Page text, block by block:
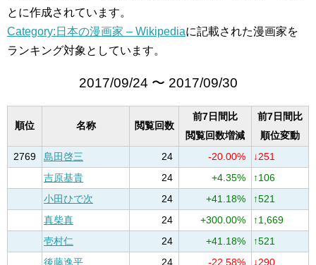
とに作成されています。
Category:日本の漫画家 – Wikipediaに記載された漫画家を
ランキング対象としています。
2017/09/24 〜 2017/09/30
順位 名称 閲覧回数
前7日間比
閲覧回数増減
前7日間比
順位変動
2769
島田啓三 24 -20.00%
↓251
吉原基貴
24 +4.35%
↑106
小田ひで次
24 +41.18%
↑521
真柴真
24 +300.00%
↑1,669
壱村仁
24 +41.18%
↑521
後藤逸平
24 -22.58%
↓290